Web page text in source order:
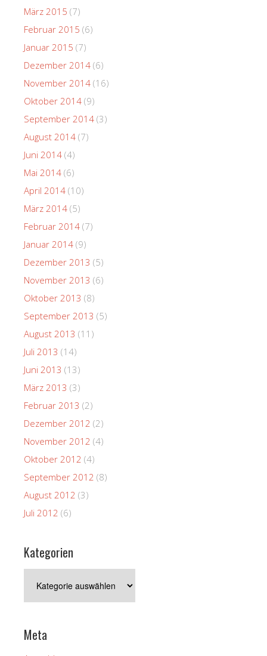
März 2015 (7)
Februar 2015 (6)
Januar 2015 (7)
Dezember 2014 (6)
November 2014 (16)
Oktober 2014 (9)
September 2014 (3)
August 2014 (7)
Juni 2014 (4)
Mai 2014 (6)
April 2014 (10)
März 2014 (5)
Februar 2014 (7)
Januar 2014 (9)
Dezember 2013 (5)
November 2013 (6)
Oktober 2013 (8)
September 2013 (5)
August 2013 (11)
Juli 2013 (14)
Juni 2013 (13)
März 2013 (3)
Februar 2013 (2)
Dezember 2012 (2)
November 2012 (4)
Oktober 2012 (4)
September 2012 (8)
August 2012 (3)
Juli 2012 (6)
Kategorien
Meta